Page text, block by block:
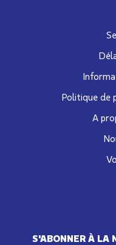
S'ABONNER À LA
Politique de
A